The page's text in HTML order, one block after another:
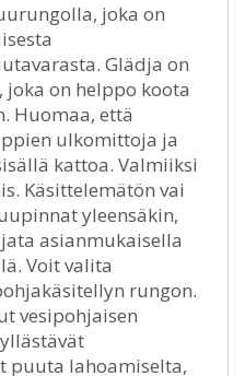
joka on
Glädja on
on helppo koota
Huomaa, että
ulkomittoja ja
kattoa. Valmiiksi
Käsittelemätön vai
yleensäkin,
asianmukaisella
Voit valita
rungon.
vesipohjaisen
puuta lahoamiselta,